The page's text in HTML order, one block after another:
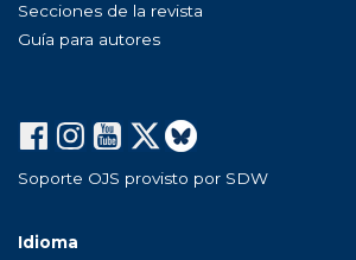
Secciones de la revista
Guía para autores
Soporte OJS provisto por SDW
Idioma